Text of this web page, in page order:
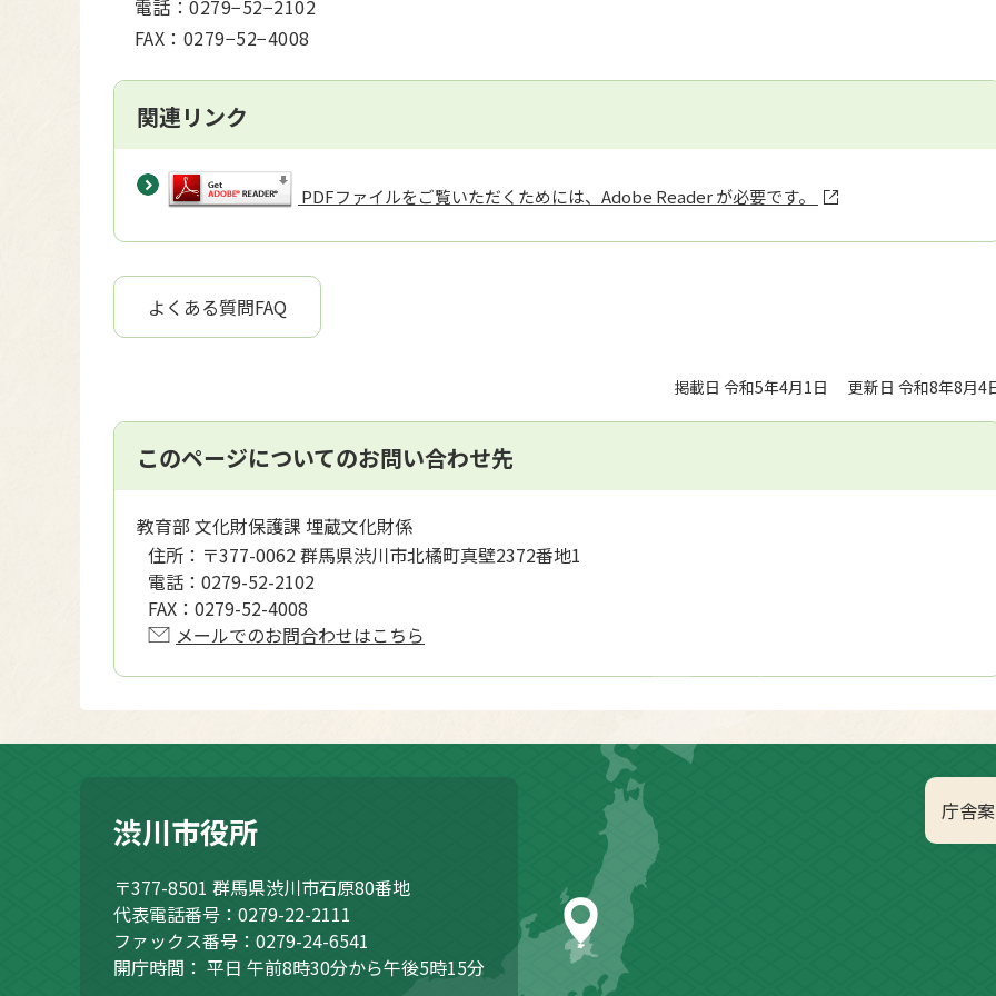
電話：0279−52−2102
FAX：0279−52−4008
関連リンク
PDFファイルをご覧いただくためには、Adobe Reader が必要です。
よくある質問FAQ
掲載日 令和5年4月1日 更新日 令和8年8月4
このページについてのお問い合わせ先
教育部 文化財保護課 埋蔵文化財係
住所： 〒377-0062 群馬県渋川市北橘町真壁2372番地1
電話： 0279-52-2102
FAX： 0279-52-4008
メールでのお問合わせはこちら
庁舎
渋川市役所
〒377-8501 群馬県渋川市石原80番地
代表電話番号：0279-22-2111
ファックス番号：0279-24-6541
開庁時間： 平日 午前8時30分から午後5時15分